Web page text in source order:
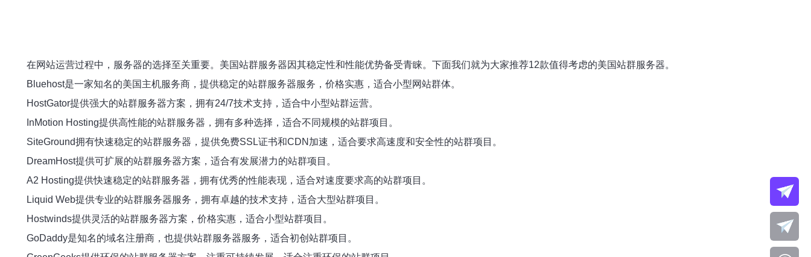
在网站运营过程中，服务器的选择至关重要。美国站群服务器因其稳定性和性能优势备受青睐。下面我们就为大家推荐12款值得考虑的美国站群服务器。
Bluehost是一家知名的美国主机服务商，提供稳定的站群服务器服务，价格实惠，适合小型网站群体。
HostGator提供强大的站群服务器方案，拥有24/7技术支持，适合中小型站群运营。
InMotion Hosting提供高性能的站群服务器，拥有多种选择，适合不同规模的站群项目。
SiteGround拥有快速稳定的站群服务器，提供免费SSL证书和CDN加速，适合要求高速度和安全性的站群项目。
DreamHost提供可扩展的站群服务器方案，适合有发展潜力的站群项目。
A2 Hosting提供快速稳定的站群服务器，拥有优秀的性能表现，适合对速度要求高的站群项目。
Liquid Web提供专业的站群服务器服务，拥有卓越的技术支持，适合大型站群项目。
Hostwinds提供灵活的站群服务器方案，价格实惠，适合小型站群项目。
GoDaddy是知名的域名注册商，也提供站群服务器服务，适合初创站群项目。